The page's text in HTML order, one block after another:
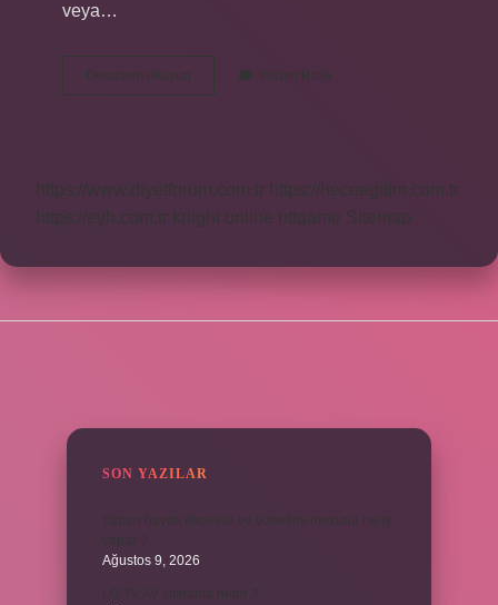
veya…
Devamını okuyun
Neyi
Yorum Bırak
https://www.diyetforum.com.tr
https://heceegitim.com.tr
https://eyh.com.tr
knight online nttgame Sitemap
SON YAZILAR
Ağustos 9, 2026